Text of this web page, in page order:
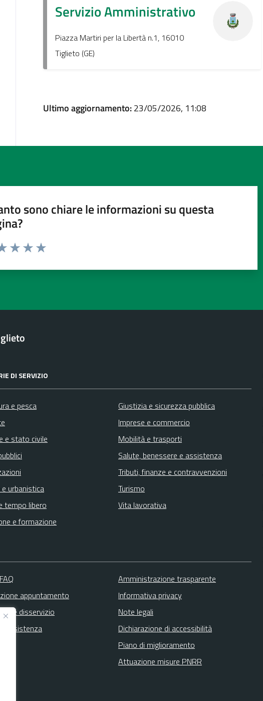
Servizio Amministrativo
Piazza Martiri per la Libertà n.1, 16010
Tiglieto (GE)
Ultimo aggiornamento:23/05/2026, 11:08
sono chiare le informazioni su questa
DI SERVIZIO
e pesca
e stato civile
urbanistica
tempo libero
e formazione
Giustizia e sicurezza pubblica
Imprese e commercio
Mobilità e trasporti
Salute, benessere e assistenza
Tributi, finanze e contravvenzioni
Turismo
Vita lavorativa
appuntamento
disservizio
assistenza
Amministrazione trasparente
Informativa privacy
Note legali
Dichiarazione di accessibilità
Piano di miglioramento
Attuazione misure PNRR